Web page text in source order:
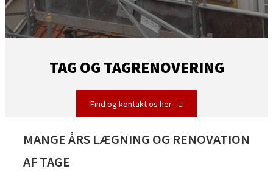
TAG OG TAGRENOVERING
Find og kontakt os her
MANGE ÅRS LÆGNING OG RENOVATION
AF TAGE